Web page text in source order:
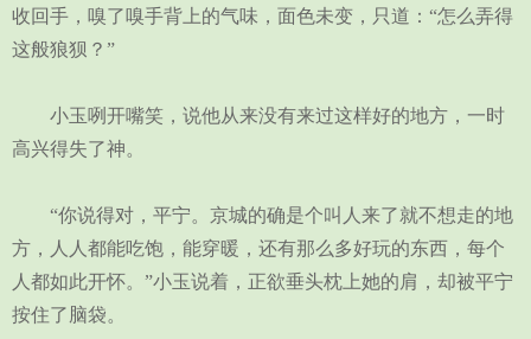
收回手，嗅了嗅手背上的气味，面色未变，只道：“怎么弄得
这般狼狈？”
小玉咧开嘴笑，说他从来没有来过这样好的地方，一时
高兴得失了神。
“你说得对，平宁。京城的确是个叫人来了就不想走的地
方，人人都能吃饱，能穿暖，还有那么多好玩的东西，每个
人都如此开怀。”小玉说着，正欲垂头枕上她的肩，却被平宁
按住了脑袋。